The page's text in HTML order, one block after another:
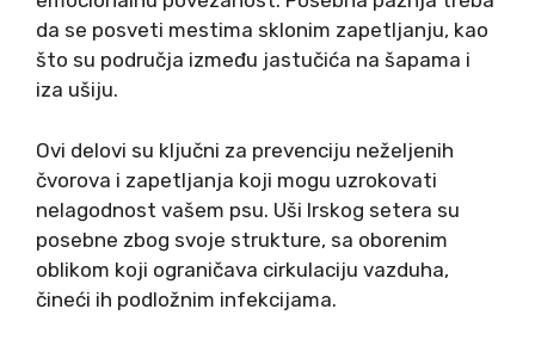
da se posveti mestima sklonim zapetljanju, kao
što su područja između jastučića na šapama i
iza ušiju.
Ovi delovi su ključni za prevenciju neželjenih
čvorova i zapetljanja koji mogu uzrokovati
nelagodnost vašem psu. Uši Irskog setera su
posebne zbog svoje strukture, sa oborenim
oblikom koji ograničava cirkulaciju vazduha,
čineći ih podložnim infekcijama.